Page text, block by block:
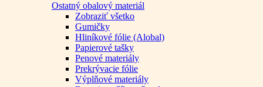
Ostatný obalový materiál
Zobraziť všetko
Gumičky
Hliníkové fólie (Alobal)
Papierové tašky
Penové materiály
Prekrývacie fólie
Výplňové materiály